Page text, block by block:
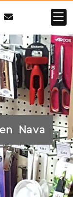
Nava